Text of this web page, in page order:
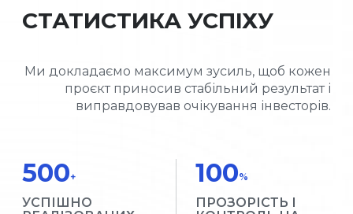
СТАТИСТИКА УСПІХУ
Ми докладаємо максимум зусиль, щоб кожен
проєкт приносив стабільний результат і
виправдовував очікування інвесторів.
500+
УСПІШНО
100%
ПРОЗОРІСТЬ І